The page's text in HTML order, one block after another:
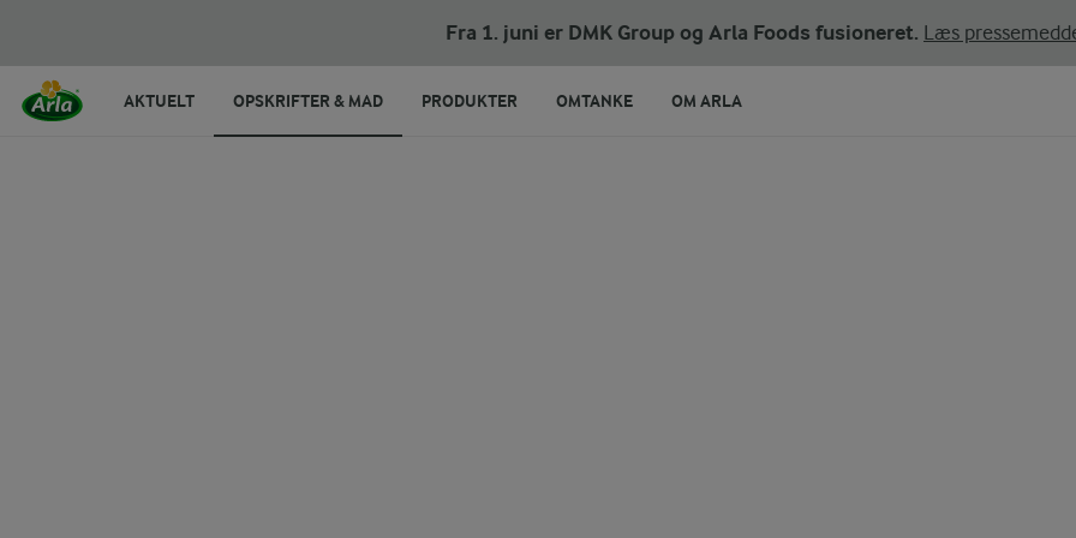
Fra 1. juni er DMK Group og Arla Foods fusioneret. Læs
AKTUELT OPSKRIFTER & MAD PRODUKTER OMTANKE OM ARLA